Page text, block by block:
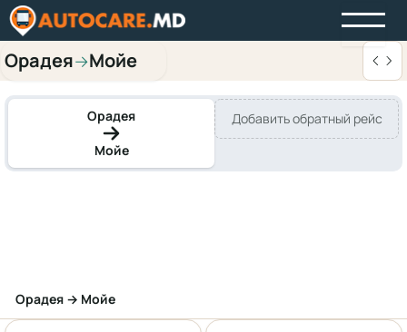
Орадея→Мойе
Орадея
Мойе
Добавить обратный рейс
Орадея → Мойе